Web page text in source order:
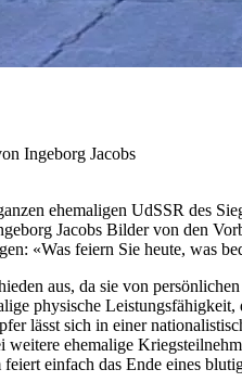
Ingeborg Jacobs
ehemaligen UdSSR des
Jacobs Bilder von den
«Was feiern Sie heute, was
aus, da sie von
physische
lässt sich in einer
ehemalige
einfach das Ende eines